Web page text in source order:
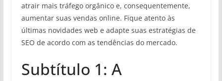
atrair mais tráfego orgânico e, consequentemente,
aumentar suas vendas online. Fique atento às
últimas novidades web e adapte suas estratégias de
SEO de acordo com as tendências do mercado.
Subtítulo 1: A